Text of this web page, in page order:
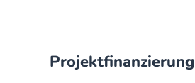
Projektfinanzierung